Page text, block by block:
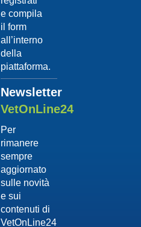
e compila
il form
all’interno
della
piattaforma.
Newsletter
VetOnLine24
Per
rimanere
sempre
aggiornato
sulle novità
e sui
contenuti di
VetOnLine24